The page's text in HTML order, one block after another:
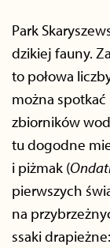
Park
dzikiej fauny.
to połowa
można spotkać
zbiorników
tu dogodne
i piżmak (
pierwszych
na
ssaki